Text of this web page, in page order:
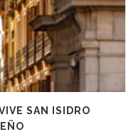
SAN ISIDRO